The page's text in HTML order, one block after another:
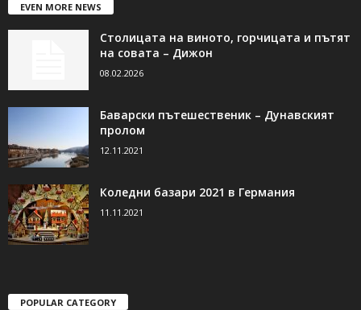
EVEN MORE NEWS
Столицата на виното, горчицата и пътят
на совата – Дижон
08.02.2026
Баварски пътешественик – Дунавският
пролом
12.11.2021
Коледни базари 2021 в Германия
11.11.2021
POPULAR CATEGORY